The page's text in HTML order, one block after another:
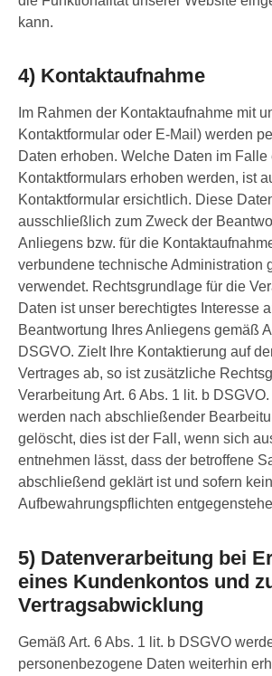
kann.
4) Kontaktaufnahme
Im Rahmen der Kontaktaufnahme mit
Kontaktformular oder E-Mail) werden
Daten erhoben. Welche Daten im Falle
Kontaktformulars erhoben werden, ist
Kontaktformular ersichtlich. Diese
ausschließlich zum Zweck der
Anliegens bzw. für die
verbundene technische Administration
verwendet. Rechtsgrundlage für die
Daten ist unser berechtigtes Interesse
Beantwortung Ihres Anliegens gemäß
DSGVO. Zielt Ihre Kontaktierung auf
Vertrages ab, so ist zusätzliche
Verarbeitung Art. 6 Abs. 1 lit. b
werden nach abschließender
gelöscht, dies ist der Fall, wenn sich
entnehmen lässt, dass der betroffene
abschließend geklärt ist und sofern
Aufbewahrungspflichten
5) Datenverarbeitung bei
eines Kundenkontos und
Vertragsabwicklung
Gemäß Art. 6 Abs. 1 lit. b DSGVO
personenbezogene Daten weiterhin